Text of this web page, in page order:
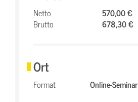
Netto
570,00 €
Brutto
678,30 €
Ort
Format Online-Seminar